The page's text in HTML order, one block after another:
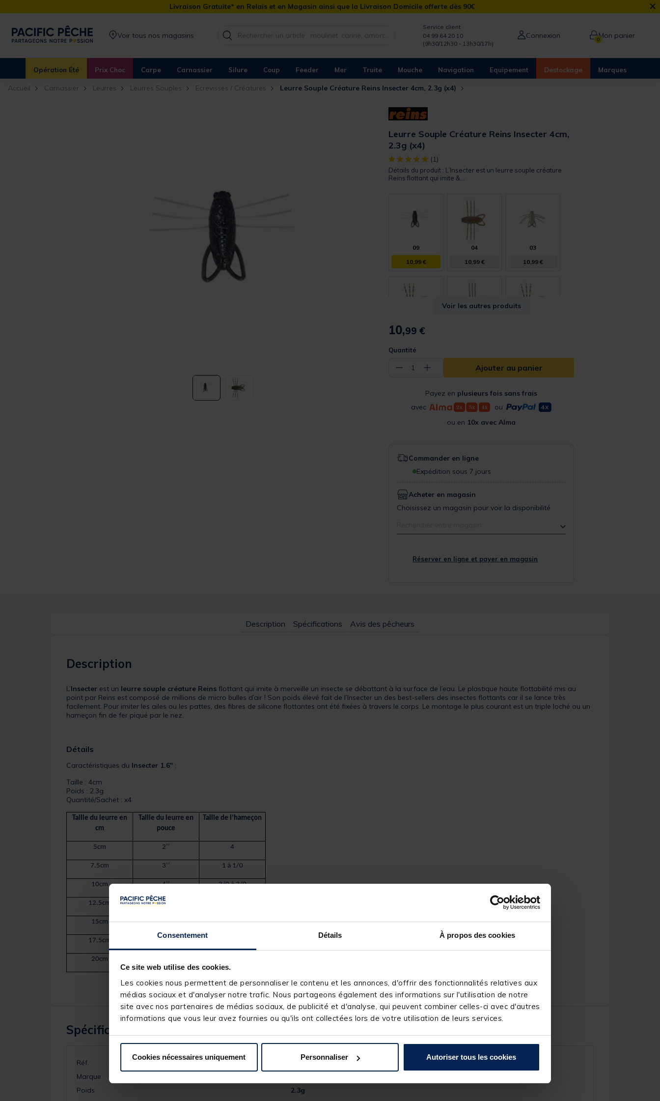
Consentement Détails À propos des cookies
Ce site web utilise des cookies.
Les cookies nous permettent de personnaliser le contenu et les annonces, d'offrir des fonctionnalités relatives aux
médias sociaux et d'analyser notre trafic. Nous partageons également des informations sur l'utilisation de notre
site avec nos partenaires de médias sociaux, de publicité et d'analyse, qui peuvent combiner celles-ci avec d'autres
informations que vous leur avez fournies ou qu'ils ont collectées lors de votre utilisation de leurs services.
Cookies nécessaires uniquement Personnaliser Autoriser tous les cookies
Livraison Gratuite* en Relais et en Magasin ainsi que la Livraison Domicile offerte dès 90€ ×
Voir tous nos magasins
Service client
04 99 64 20 10
(9h30/12h30 - 13h30/17h)
Connexion 0Mon panier
Opération Été Prix Choc Carpe Carnassier Silure Coup Feeder Mer Truite Mouche Navigation Equipement Destockage Marques
Accueil Carnassier Leurres Leurres Souples Ecrevisses / Créatures Leurre Souple Créature Reins Insecter 4cm, 2.3g (x4)
Leurre Souple Créature Reins Insecter 4cm,
2.3g (x4)
[object Object] out of 5 Customer Rating
(1)
Détails du produit : L’Insecter est un leurre souple créature
Reins flottant qui imite &...
09
10,99 €
04
10,99 €
03
10,99 €
02
10
Voir les autres produits
10,99 €
Quantité
− 1 + Ajouter au panier
Payez en plusieurs fois sans frais
avec
ou
ou en 10x avec Alma
Commander en ligne
Expédition sous 7 jours
Acheter en magasin
Choisissez un magasin pour voir la disponibilité
Réserver en ligne et payer en magasin
Description Spécifications Avis des pêcheurs
Description
L’Insecter est un leurre souple créature Reins flottant qui imite à merveille un insecte se débattant à la surface de l’eau. Le plastique haute flottabilité mis au
point par Reins est composé de millions de micro bulles d’air ! Son poids élevé fait de l’Insecter un des best-sellers des insectes flottants car il se lance très
facilement. Pour imiter les ailes ou les pattes, des fibres de silicone flottantes ont été fixées à travers le corps. Le montage le plus courant est un triple loché ou un
hameçon fin de fer piqué par le nez.
Détails
Caractéristiques du Insecter 1.6" :
Taille : 4cm
Poids : 2.3g
Quantité/Sachet : x4
Taille du leurre en
cm
Taille du leurre en
pouce
Taille de l’hameçon
5cm 2’’ 4
7.5cm 3’’ 1 à 1/0
10cm 4’’ 2/0 à 3/0
12.5cm 5’’
15cm 6’’ 5/0 à 6/0
17.5cm
20cm
Spécifications
Réf.
Marque
Poids
2.3g